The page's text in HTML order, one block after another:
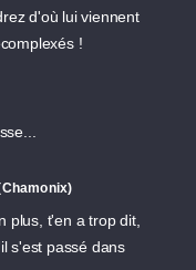
d'où lui viennent
!
plus, t'en a trop dit,
s'est passé dans